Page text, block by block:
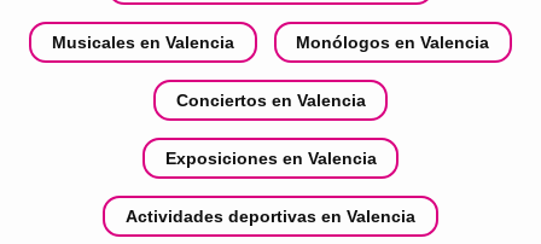
Musicales en Valencia Monólogos en Valencia
Conciertos en Valencia
Exposiciones en Valencia
Actividades deportivas en Valencia